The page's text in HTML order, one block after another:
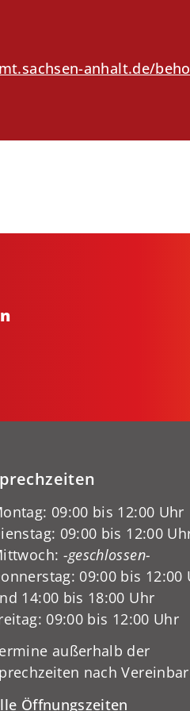
anhalt.de/
09:00 bis 12:00 Uhr
09:00 bis 12:00
-geschlossen-
09:00 bis 12:00
14:00 bis 18:00 Uhr
09:00 bis 12:00 Uhr
außerhalb der
nach
Öffnungszeiten